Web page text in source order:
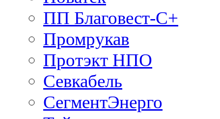
ПП Благовест-С+
Промрукав
Протэкт НПО
Севкабель
СегментЭнерго